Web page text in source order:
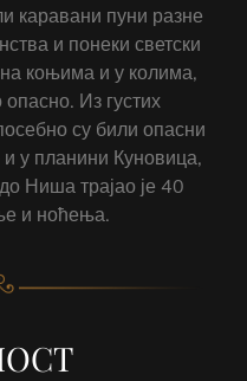
каравани пуни разне
и понеки светски
коњима и у колима,
Из густих
су били опасни
у планини Куновица,
Ниша трајао је 40
и ноћења.